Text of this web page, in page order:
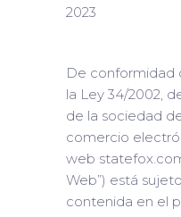
2023
De conformidad
la Ley 34/2002,
de la sociedad
comercio
web
Web”) está
contenida en el